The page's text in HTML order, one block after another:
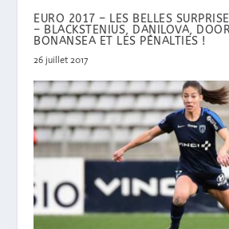
EURO 2017 – LES BELLES
– BLACKSTENIUS, DANILOVA,
BONANSEA ET LES PÉNALTIES !
26 juillet 2017